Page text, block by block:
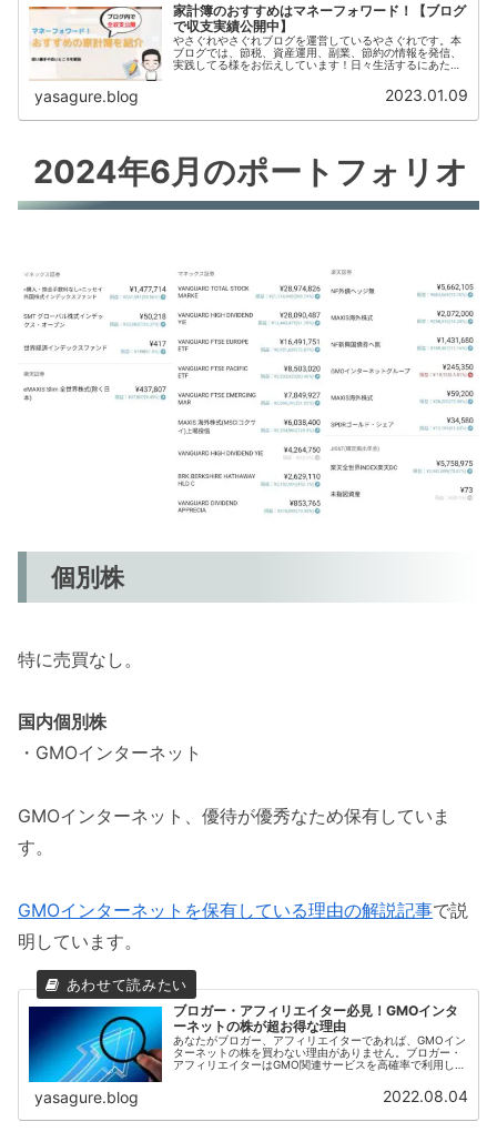
家計簿のおすすめはマネーフォワード！【ブログ
で収支実績公開中】
やさぐれやさぐれブログを運営しているやさぐれです。本
ブログでは、節税、資産運用、副業、節約の情報を発信、
実践してる様をお伝えしています！日々生活するにあたっ
yasagure.blog 2023.01.09
2024年6月のポートフォリオ
個別株
特に売買なし。
国内個別株
・GMOインターネット
GMOインターネット、優待が優秀なため保有していま
す。
GMOインターネットを保有している理由の解説記事で説
明しています。
ブロガー・アフィリエイター必見！GMOインタ
ーネットの株が超お得な理由
あなたがブロガー、アフィリエイターであれば、GMOイン
ターネットの株を買わない理由がありません。ブロガー・
アフィリエイターはGMO関連サービスを高確率で利用して
yasagure.blog 2022.08.04